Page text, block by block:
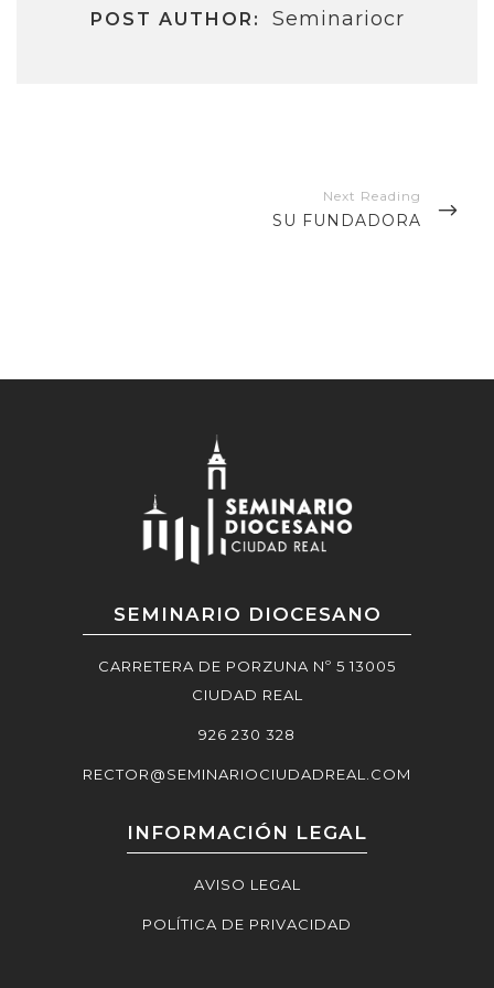
POST AUTHOR: Seminariocr
NEXT
SU FUNDADORA
SEMINARIO DIOCESANO
CARRETERA DE PORZUNA Nº 5 13005
CIUDAD REAL
926 230 328
RECTOR@SEMINARIOCIUDADREAL.COM
INFORMACIÓN LEGAL
AVISO LEGAL
POLÍTICA DE PRIVACIDAD